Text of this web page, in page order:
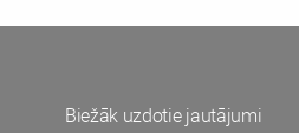
Biežāk uzdotie jautājumi